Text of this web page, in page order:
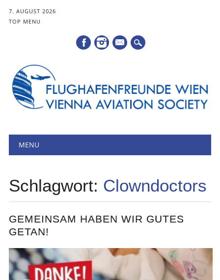
7. AUGUST 2026
TOP MENU
Mail
Hauptmenü
MENU
Schlagwort: Clowndoctors
GEMEINSAM HABEN WIR GUTES
GETAN!